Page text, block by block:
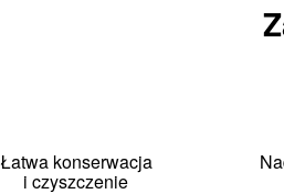
Łatwa konserwacja
i czyszczenie